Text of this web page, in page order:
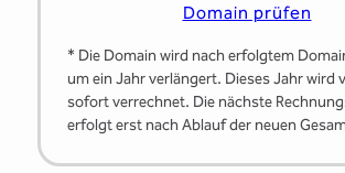
Domain prüfen
* Die Domain wird nach erfolgtem
um ein Jahr verlängert. Dieses Jahr wird
sofort verrechnet. Die nächste
erfolgt erst nach Ablauf der neuen